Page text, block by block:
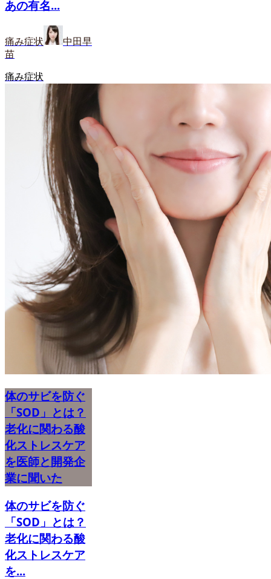
あの有名...
痛み症状
中田早
苗
痛み症状
体のサビを防ぐ
「SOD」とは？
老化に関わる酸
化ストレスケア
を医師と開発企
業に聞いた
体のサビを防ぐ
「SOD」とは？
老化に関わる酸
化ストレスケア
を...